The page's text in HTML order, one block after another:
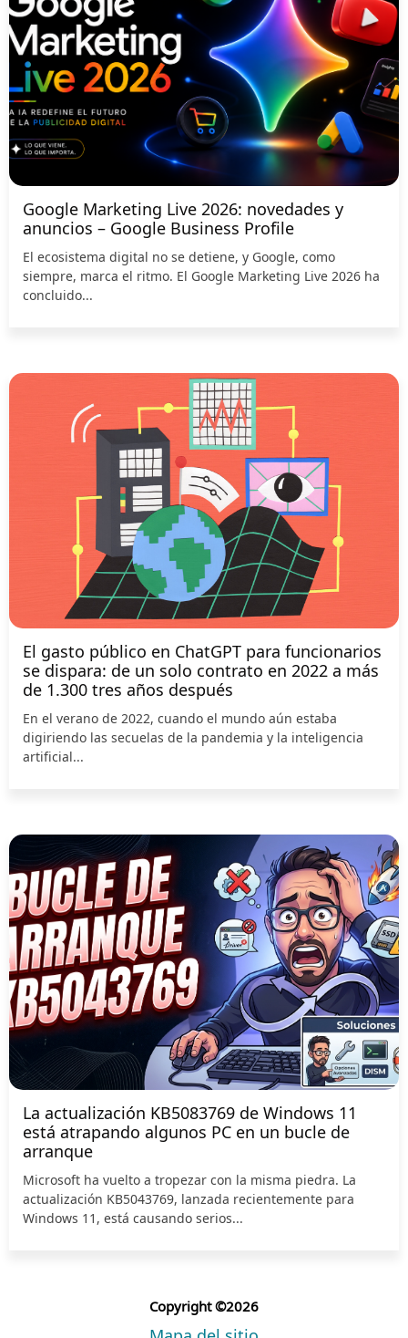
Google Marketing Live 2026: novedades y
anuncios – Google Business Profile
El ecosistema digital no se detiene, y Google, como
siempre, marca el ritmo. El Google Marketing Live 2026 ha
concluido...
El gasto público en ChatGPT para funcionarios
se dispara: de un solo contrato en 2022 a más
de 1.300 tres años después
En el verano de 2022, cuando el mundo aún estaba
digiriendo las secuelas de la pandemia y la inteligencia
artificial...
La actualización KB5083769 de Windows 11
está atrapando algunos PC en un bucle de
arranque
Microsoft ha vuelto a tropezar con la misma piedra. La
actualización KB5043769, lanzada recientemente para
Windows 11, está causando serios...
Copyright ©2026